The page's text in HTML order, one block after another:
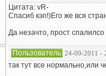
Цитата: vR-
Спасиб кэп!)Его же вся
Да незачто, прост
Пользователь 24-09-2011 -
так тут все нормально,или